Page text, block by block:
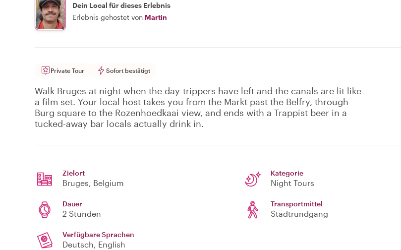
Dein Local für dieses Erlebnis
Erlebnis gehostet von Martin
Private Tour Sofort bestätigt
Walk Bruges at night when the day-trippers have left and the canals are lit like
a film set. Your local host takes you from the Markt past the Belfry, through
Burg square to the Rozenhoedkaai view, and ends with a Trappist beer in a
tucked-away bar locals actually drink in.
Zielort
Bruges, Belgium
Kategorie
Night Tours
Dauer
2 Stunden
Transportmittel
Stadtrundgang
Verfügbare Sprachen
Deutsch, English